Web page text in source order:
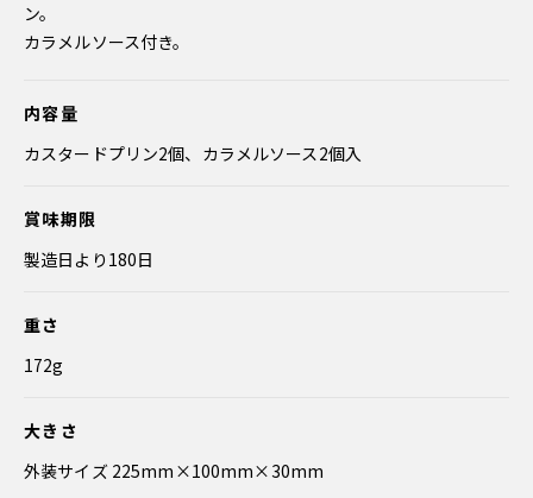
ン。
カラメルソース付き。
内容量
カスタードプリン2個、カラメルソース2個入
賞味期限
製造日より180日
重さ
172g
大きさ
外装サイズ 225mm×100mm×30mm